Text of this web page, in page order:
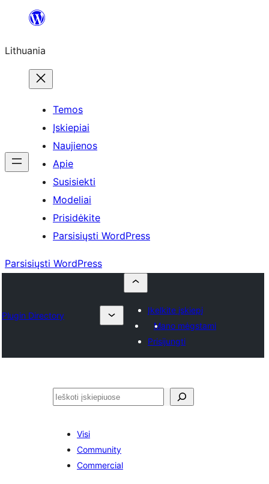
turinio
Lithuania
Temos
Įskiepiai
Naujienos
Apie
Susisiekti
Modeliai
Prisidėkite
Parsisiųsti WordPress
Parsisiųsti WordPress
Plugin Directory
Įkelkite įskiepį
Mano mėgstami
Prisijungti
Paieška
Visi
Community
Commercial